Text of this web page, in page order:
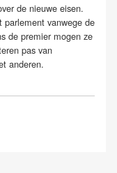
de nieuwe eisen.
vanwege de
de premier mogen ze
pas van
anderen.